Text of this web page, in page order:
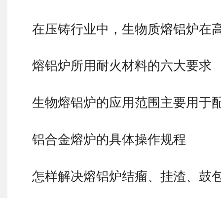
在压铸行业中，生物质熔铝炉在
熔铝炉所用耐火材料的六大要求
生物熔铝炉的应用范围主要用于
铝合金熔炉的具体操作规程
怎样解决熔铝炉结瘤、挂渣、鼓